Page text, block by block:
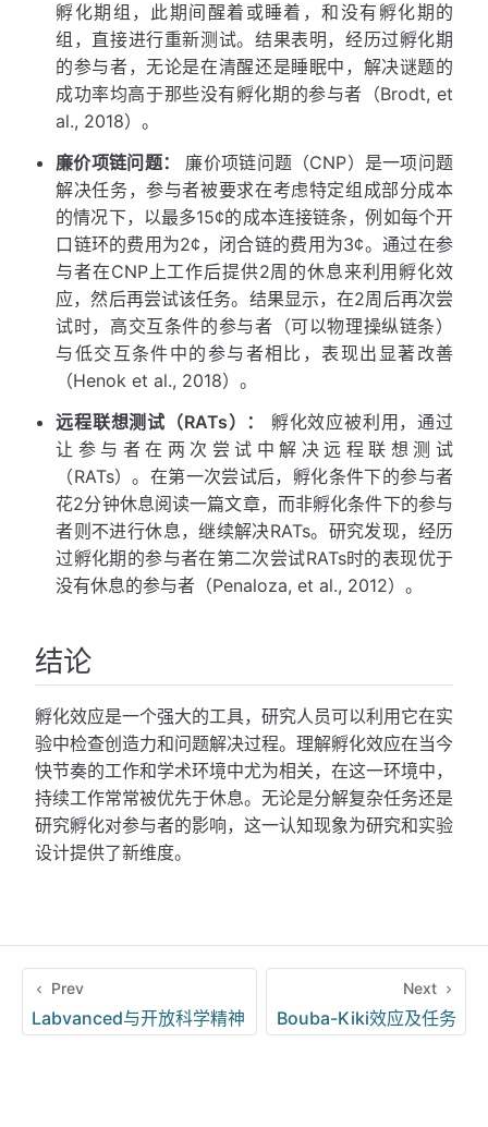
孵化期组，此期间醒着或睡着，和没有孵化期的
组，直接进行重新测试。结果表明，经历过孵化期
的参与者，无论是在清醒还是睡眠中，解决谜题的
成功率均高于那些没有孵化期的参与者（Brodt, et
al., 2018）。
廉价项链问题：
廉价项链问题（CNP）是一项问题
解决任务，参与者被要求在考虑特定组成部分成本
的情况下，以最多15¢的成本连接链条，例如每个开
口链环的费用为2¢，闭合链的费用为3¢。通过在参
与者在CNP上工作后提供2周的休息来利用孵化效
应，然后再尝试该任务。结果显示，在2周后再次尝
试时，高交互条件的参与者（可以物理操纵链条）
与低交互条件中的参与者相比，表现出显著改善
（Henok et al., 2018）。
远程联想测试（RATs）：
孵化效应被利用，通过
让参与者在两次尝试中解决远程联想测试
（RATs）。在第一次尝试后，孵化条件下的参与者
花2分钟休息阅读一篇文章，而非孵化条件下的参与
者则不进行休息，继续解决RATs。研究发现，经历
过孵化期的参与者在第二次尝试RATs时的表现优于
没有休息的参与者（Penaloza, et al., 2012）。
结论
孵化效应是一个强大的工具，研究人员可以利用它在实
验中检查创造力和问题解决过程。理解孵化效应在当今
快节奏的工作和学术环境中尤为相关，在这一环境中，
持续工作常常被优先于休息。无论是分解复杂任务还是
研究孵化对参与者的影响，这一认知现象为研究和实验
设计提供了新维度。
Prev
Labvanced与开放科学精神
Next
Bouba-Kiki效应及任务